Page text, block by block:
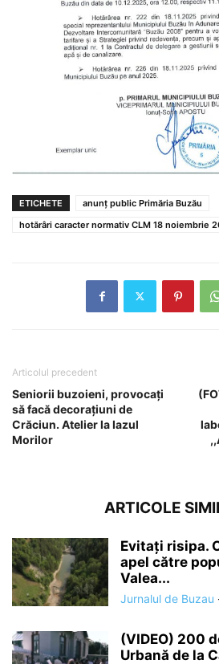
ETICHETE
anunț public Primăria Buzău
hotărâri caracter normativ CLM 18 noiembrie
Articolul precedent
Seniorii buzoieni, provocați
să facă decorațiuni de
Crăciun. Atelier la Iazul
Morilor
ARTICOLE
Evitați risipa.
apel către
Valea...
Jurnalul de Buzau
(VIDEO) 200
Urbană de la